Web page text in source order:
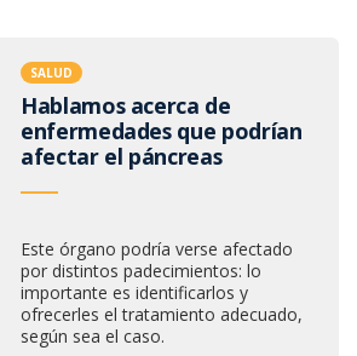
SALUD
Hablamos acerca de
enfermedades que podrían
afectar el páncreas
Este órgano podría verse afectado
por distintos padecimientos: lo
importante es identificarlos y
ofrecerles el tratamiento adecuado,
según sea el caso.